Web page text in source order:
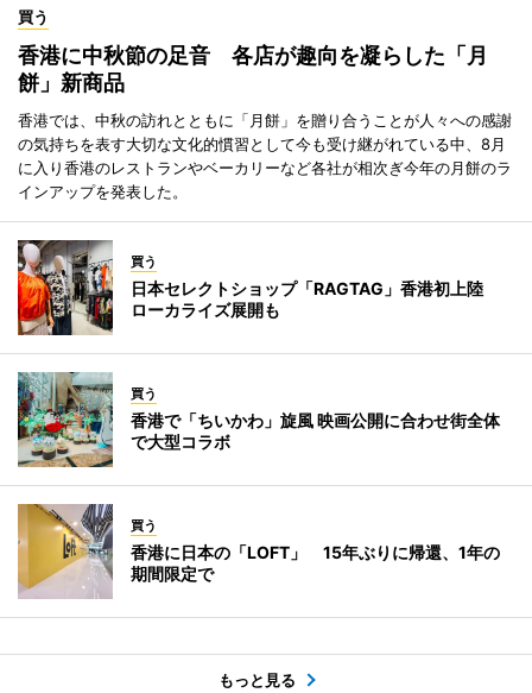
買う
香港に中秋節の足音 各店が趣向を凝らした「月
餅」新商品
香港では、中秋の訪れとともに「月餅」を贈り合うことが人々への感謝
の気持ちを表す大切な文化的慣習として今も受け継がれている中、8月
に入り香港のレストランやベーカリーなど各社が相次ぎ今年の月餅のラ
インアップを発表した。
買う
日本セレクトショップ「RAGTAG」香港初上陸
ローカライズ展開も
買う
香港で「ちいかわ」旋風 映画公開に合わせ街全体
で大型コラボ
買う
香港に日本の「LOFT」 15年ぶりに帰還、1年の
期間限定で
もっと見る